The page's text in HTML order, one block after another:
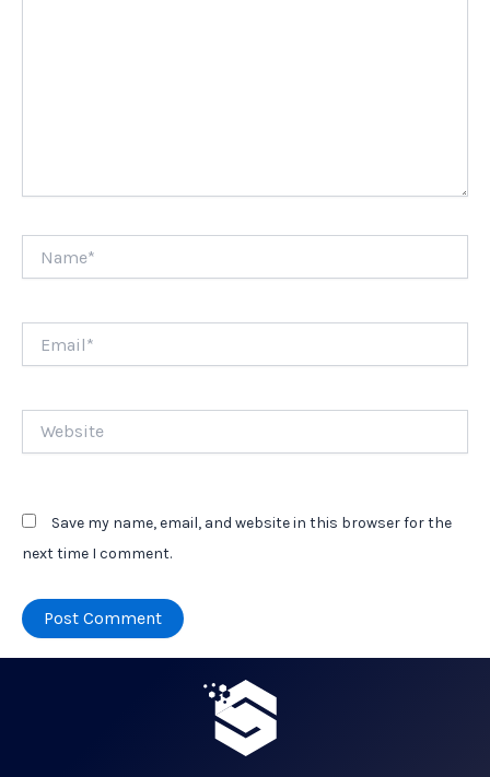
Save my name, email, and website in this browser for the
next time I comment.